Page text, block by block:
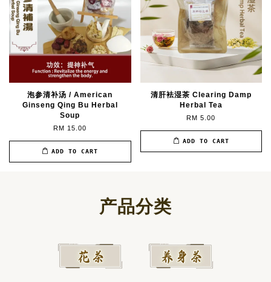
泡参清补汤 / American
Ginseng Qing Bu Herbal
Soup
RM 15.00
ADD TO CART
清肝袪湿茶 Clearing Damp
Herbal Tea
RM 5.00
ADD TO CART
产品分类